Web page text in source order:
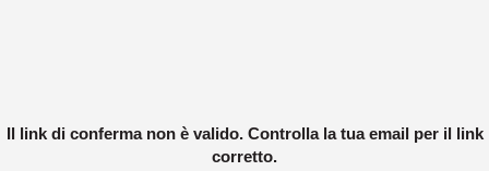
Il link di conferma non è valido. Controlla la tua email per il link
corretto.